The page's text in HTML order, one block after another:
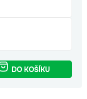
DO KOŠÍKU